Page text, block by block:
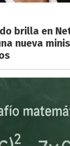
brilla en
nueva